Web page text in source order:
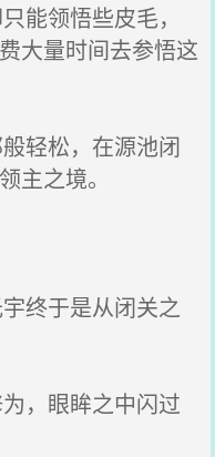
能领悟些皮毛，
大量时间去参悟这
轻松，在源池闭
主之境。
终于是从闭关之
，眼眸之中闪过